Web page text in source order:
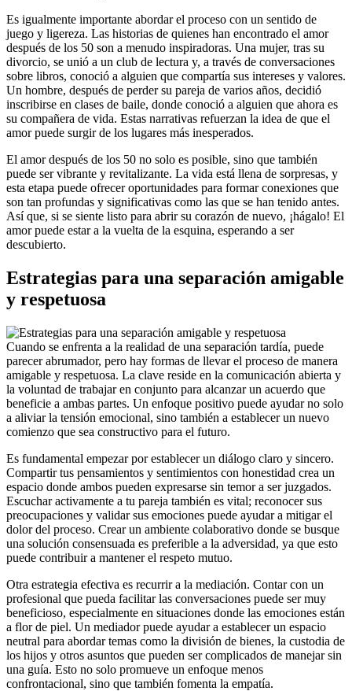
Es igualmente importante abordar el proceso con un sentido de
juego y ligereza. Las historias de quienes han encontrado el amor
después de los 50 son a menudo inspiradoras. Una mujer, tras su
divorcio, se unió a un club de lectura y, a través de conversaciones
sobre libros, conoció a alguien que compartía sus intereses y valores.
Un hombre, después de perder su pareja de varios años, decidió
inscribirse en clases de baile, donde conoció a alguien que ahora es
su compañera de vida. Estas narrativas refuerzan la idea de que el
amor puede surgir de los lugares más inesperados.
El amor después de los 50 no solo es posible, sino que también
puede ser vibrante y revitalizante. La vida está llena de sorpresas, y
esta etapa puede ofrecer oportunidades para formar conexiones que
son tan profundas y significativas como las que se han tenido antes.
Así que, si se siente listo para abrir su corazón de nuevo, ¡hágalo! El
amor puede estar a la vuelta de la esquina, esperando a ser
descubierto.
Estrategias para una separación amigable
y respetuosa
Cuando se enfrenta a la realidad de una separación tardía, puede
parecer abrumador, pero hay formas de llevar el proceso de manera
amigable y respetuosa. La clave reside en la comunicación abierta y
la voluntad de trabajar en conjunto para alcanzar un acuerdo que
beneficie a ambas partes. Un enfoque positivo puede ayudar no solo
a aliviar la tensión emocional, sino también a establecer un nuevo
comienzo que sea constructivo para el futuro.
Es fundamental empezar por establecer un diálogo claro y sincero.
Compartir tus pensamientos y sentimientos con honestidad crea un
espacio donde ambos pueden expresarse sin temor a ser juzgados.
Escuchar activamente a tu pareja también es vital; reconocer sus
preocupaciones y validar sus emociones puede ayudar a mitigar el
dolor del proceso. Crear un ambiente colaborativo donde se busque
una solución consensuada es preferible a la adversidad, ya que esto
puede contribuir a mantener el respeto mutuo.
Otra estrategia efectiva es recurrir a la mediación. Contar con un
profesional que pueda facilitar las conversaciones puede ser muy
beneficioso, especialmente en situaciones donde las emociones están
a flor de piel. Un mediador puede ayudar a establecer un espacio
neutral para abordar temas como la división de bienes, la custodia de
los hijos y otros asuntos que pueden ser complicados de manejar sin
una guía. Esto no solo promueve un enfoque menos
confrontacional, sino que también fomenta la empatía.